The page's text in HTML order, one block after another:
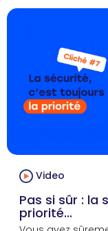
Video
Pas si sûr : la
priorité...